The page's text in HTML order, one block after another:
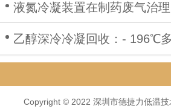
液氮冷凝装置在制药废气治
乙醇深冷冷凝回收：- 196℃多级梯度深冷，资
Copyright © 2022 深圳市德捷力低温